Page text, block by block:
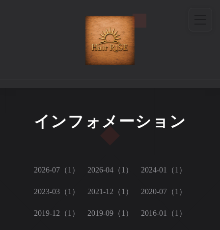
インフォメーション
2026-07（1） 2026-04（1） 2024-01（1）
2023-03（1） 2021-12（1） 2020-07（1）
2019-12（1） 2019-09（1） 2016-01（1）